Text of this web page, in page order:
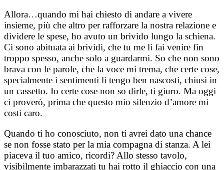
Allora…quando mi hai chiesto di andare a vivere
insieme, più che altro per rafforzare la nostra relazione e
dividere le spese, ho avuto un brivido lungo la schiena.
Ci sono abituata ai brividi, che tu me li fai venire fin
troppo spesso, anche solo a guardarmi. So che non sono
brava con le parole, che la voce mi trema, che certe cose,
specialmente i sentimenti li tengo ben nascosti, chiusi in
un cassetto. Io certe cose non so dirle, ti giuro. Ma oggi
ci proverò, prima che questo mio silenzio d’amore mi
costi caro.
Quando ti ho conosciuto, non ti avrei dato una chance
se non fosse stato per la mia compagna di stanza. A lei
piaceva il tuo amico, ricordi? Allo stesso tavolo,
visibilmente imbarazzati tu hai rotto il ghiaccio con una